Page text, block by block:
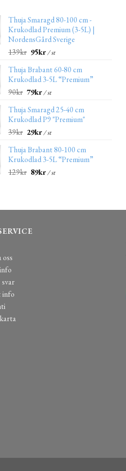
Thuja Smaragd 80-100 cm -
Krukodlad Premium (3-5L) |
NordensGård Sverige
139kr 95kr/ st
Thuja Brabant 60-80 cm
Krukodlad 3-5L “Premium”
90kr 79kr/ st
Thuja Smaragd 25-40 cm
Krukodlad P9 "Premium"
39kr 29kr/ st
Thuja Brabant 80-100 cm
Krukodlad 3-5L “Premium”
129kr 89kr/ st